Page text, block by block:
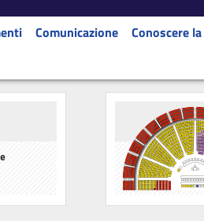
Comunicazione Conoscere